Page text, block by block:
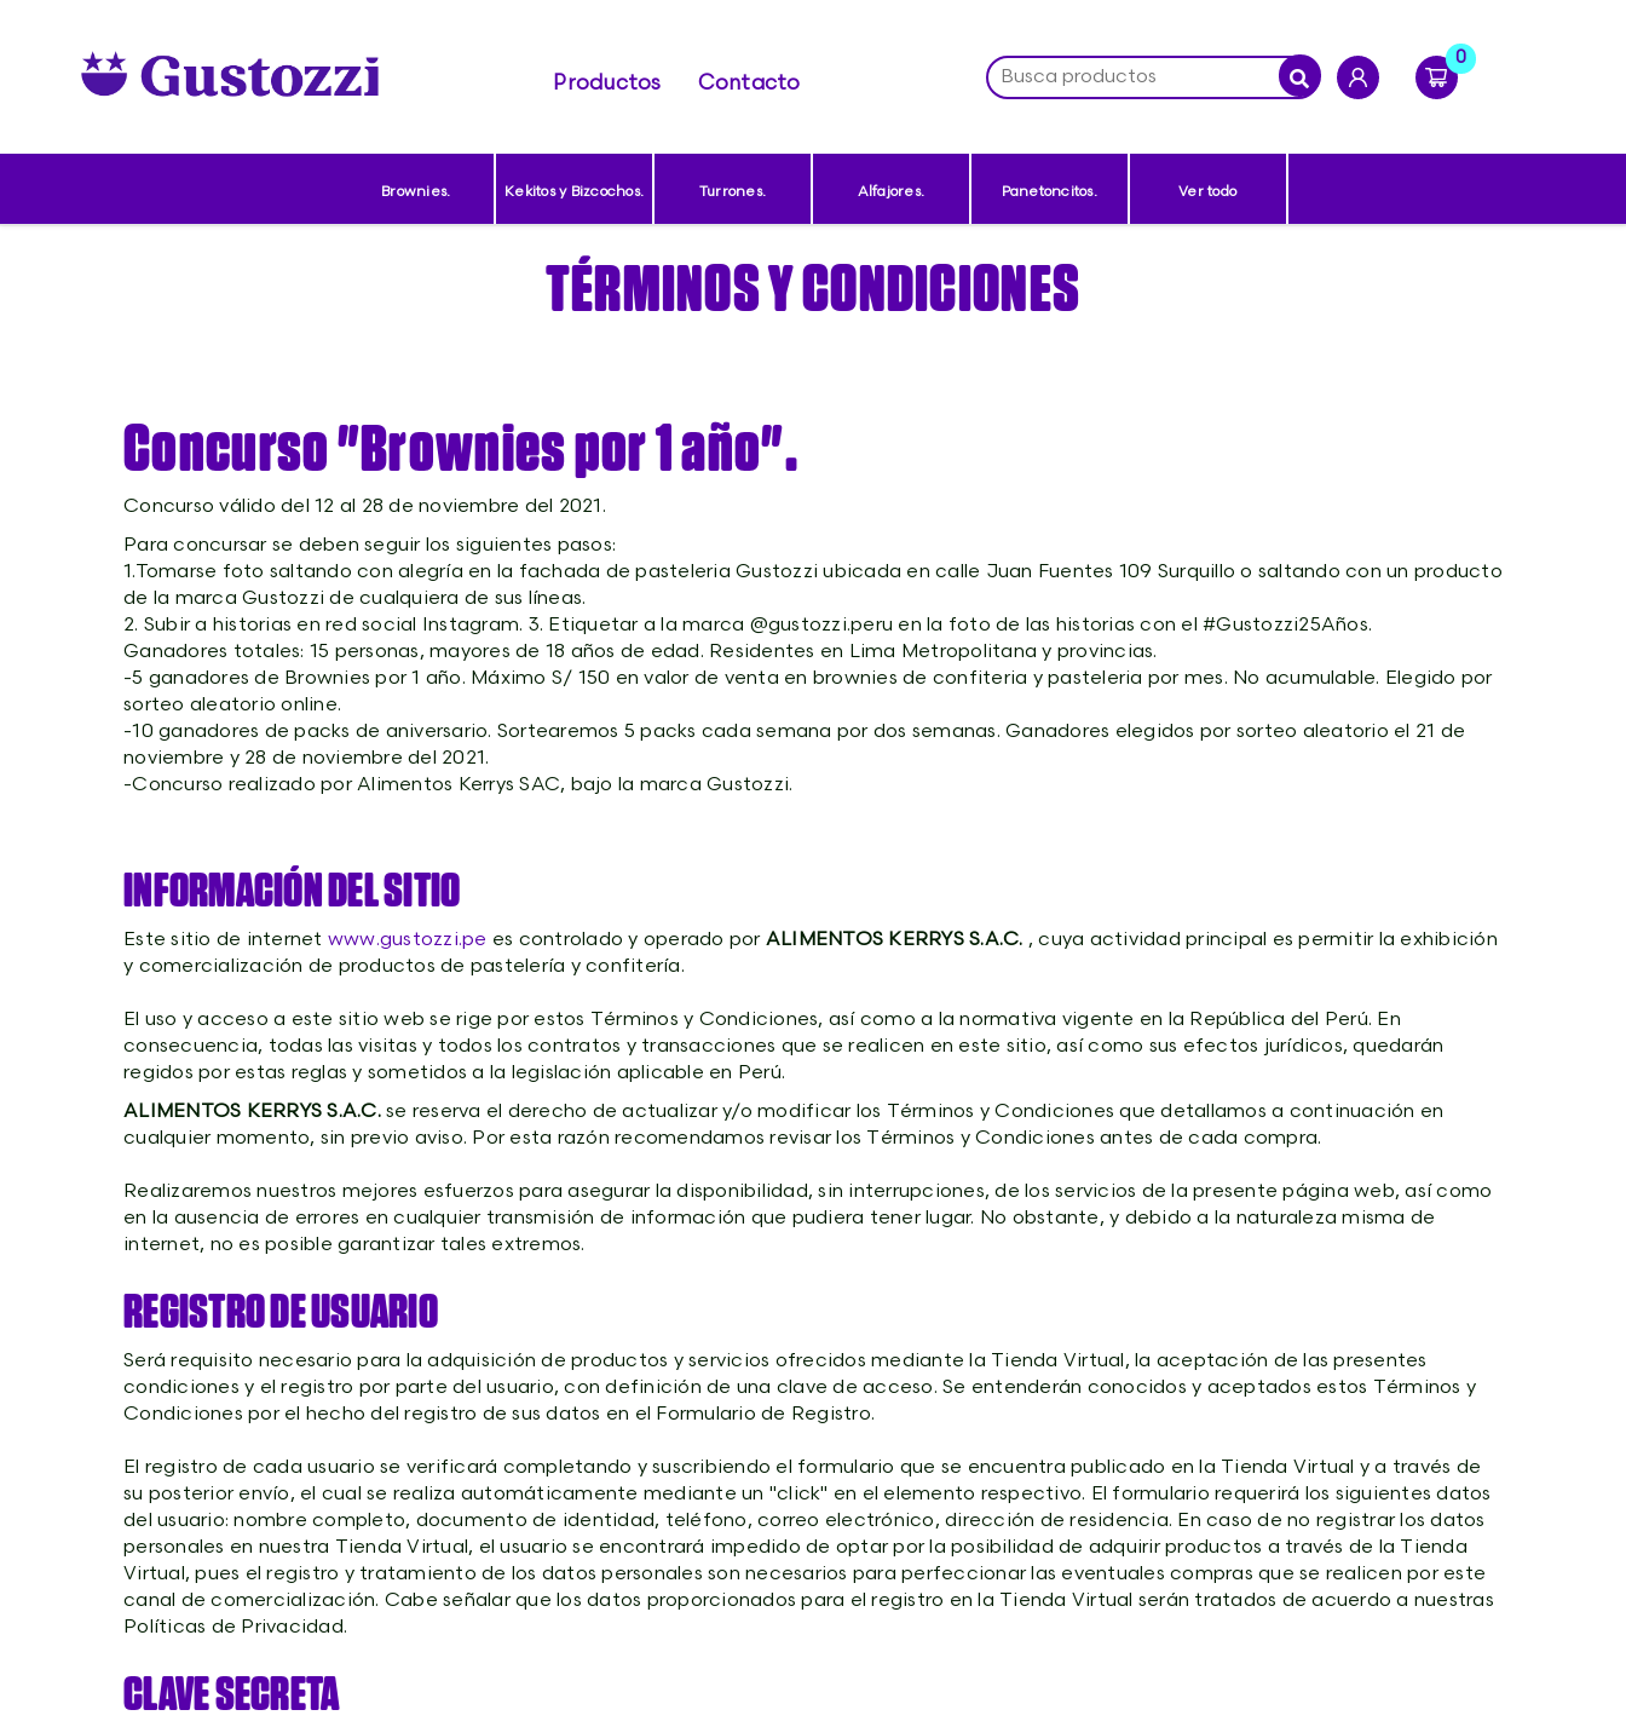
Productos Contacto
0
Contacto
Brownies. Kekitos y Bizcochos. Turrones. Alfajores. Panetoncitos. Ver todo
TÉRMINOS Y CONDICIONES
Concurso "Brownies por 1 año".
Concurso válido del 12 al 28 de noviembre del 2021.
Para concursar se deben seguir los siguientes pasos:
1.Tomarse foto saltando con alegría en la fachada de pasteleria Gustozzi ubicada en calle Juan Fuentes 109 Surquillo o saltando con un producto
de la marca Gustozzi de cualquiera de sus líneas.
2. Subir a historias en red social Instagram. 3. Etiquetar a la marca @gustozzi.peru en la foto de las historias con el #Gustozzi25Años.
Ganadores totales: 15 personas, mayores de 18 años de edad. Residentes en Lima Metropolitana y provincias.
-5 ganadores de Brownies por 1 año. Máximo S/ 150 en valor de venta en brownies de confiteria y pasteleria por mes. No acumulable. Elegido por
sorteo aleatorio online.
-10 ganadores de packs de aniversario. Sortearemos 5 packs cada semana por dos semanas. Ganadores elegidos por sorteo aleatorio el 21 de
noviembre y 28 de noviembre del 2021.
-Concurso realizado por Alimentos Kerrys SAC, bajo la marca Gustozzi.
INFORMACIÓN DEL SITIO
Este sitio de internet www.gustozzi.pe es controlado y operado por ALIMENTOS KERRYS S.A.C. , cuya actividad principal es permitir la exhibición
y comercialización de productos de pastelería y confitería.
El uso y acceso a este sitio web se rige por estos Términos y Condiciones, así como a la normativa vigente en la República del Perú. En
consecuencia, todas las visitas y todos los contratos y transacciones que se realicen en este sitio, así como sus efectos jurídicos, quedarán
regidos por estas reglas y sometidos a la legislación aplicable en Perú.
ALIMENTOS KERRYS S.A.C.se reserva el derecho de actualizar y/o modificar los Términos y Condiciones que detallamos a continuación en
cualquier momento, sin previo aviso. Por esta razón recomendamos revisar los Términos y Condiciones antes de cada compra.
Realizaremos nuestros mejores esfuerzos para asegurar la disponibilidad, sin interrupciones, de los servicios de la presente página web, así como
en la ausencia de errores en cualquier transmisión de información que pudiera tener lugar. No obstante, y debido a la naturaleza misma de
internet, no es posible garantizar tales extremos.
REGISTRO DE USUARIO
Será requisito necesario para la adquisición de productos y servicios ofrecidos mediante la Tienda Virtual, la aceptación de las presentes
condiciones y el registro por parte del usuario, con definición de una clave de acceso. Se entenderán conocidos y aceptados estos Términos y
Condiciones por el hecho del registro de sus datos en el Formulario de Registro.
El registro de cada usuario se verificará completando y suscribiendo el formulario que se encuentra publicado en la Tienda Virtual y a través de
su posterior envío, el cual se realiza automáticamente mediante un "click" en el elemento respectivo. El formulario requerirá los siguientes datos
del usuario: nombre completo, documento de identidad, teléfono, correo electrónico, dirección de residencia. En caso de no registrar los datos
personales en nuestra Tienda Virtual, el usuario se encontrará impedido de optar por la posibilidad de adquirir productos a través de la Tienda
Virtual, pues el registro y tratamiento de los datos personales son necesarios para perfeccionar las eventuales compras que se realicen por este
canal de comercialización. Cabe señalar que los datos proporcionados para el registro en la Tienda Virtual serán tratados de acuerdo a nuestras
Políticas de Privacidad.
CLAVE SECRETA